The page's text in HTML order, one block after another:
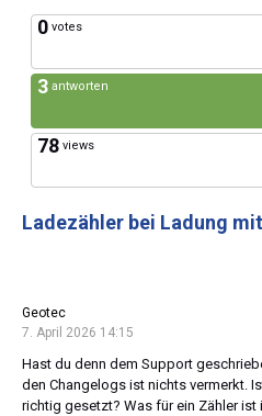
0 votes
3 antworten
78 views
Ladezähler bei Ladung
Geotec
7. April 2026 14:15
Hast du denn dem Support
den Changelogs ist nichts vermerkt.
richtig gesetzt? Was für ein Zähler